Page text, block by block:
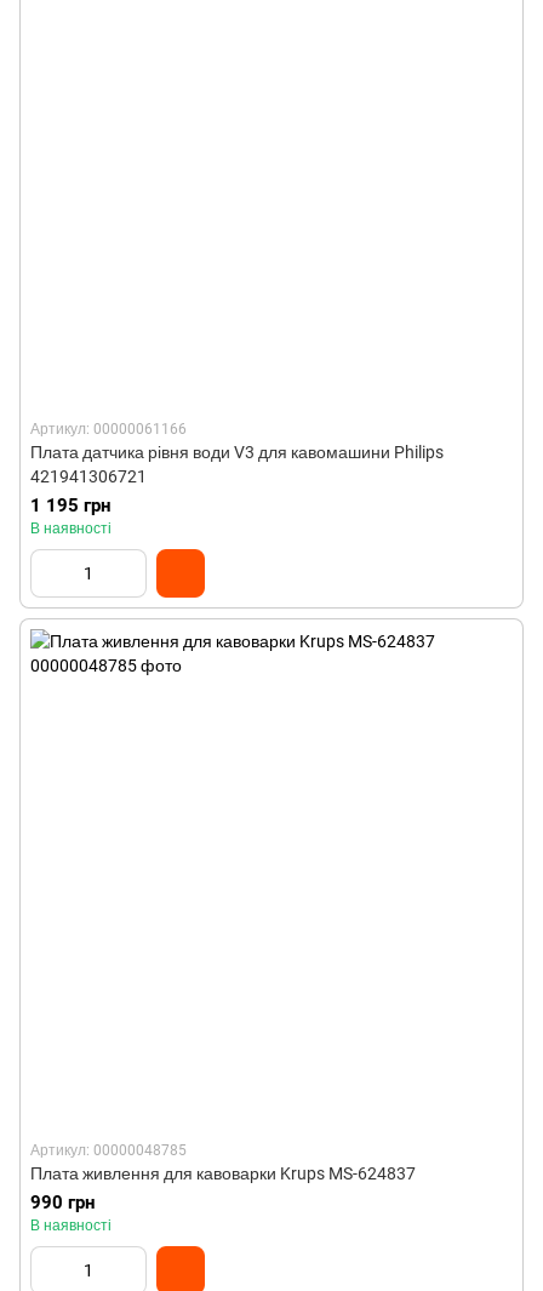
Артикул: 00000061166
Плата датчика рівня води V3 для кавомашини Philips
421941306721
1 195 грн
В наявності
Артикул: 00000048785
Плата живлення для кавоварки Krups MS-624837
990 грн
В наявності